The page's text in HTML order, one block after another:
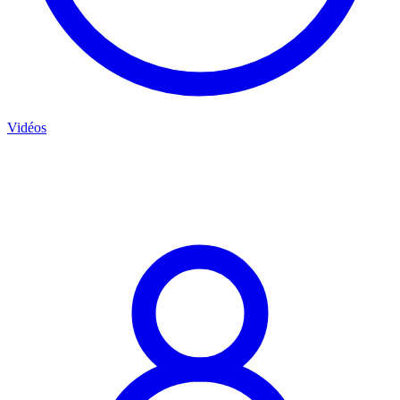
Vidéos